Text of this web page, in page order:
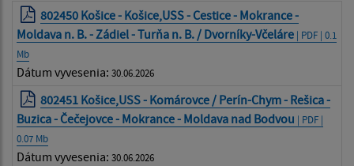
802450 Košice - Košice,USS - Cestice - Mokrance -
Moldava n. B. - Zádiel - Turňa n. B. / Dvorníky-Včeláre | PDF | 0.1
Mb
Dátum vyvesenia: 30.06.2026
802451 Košice,USS - Komárovce / Perín-Chym - Rešica -
Buzica - Čečejovce - Mokrance - Moldava nad Bodvou | PDF |
0.07 Mb
Dátum vyvesenia: 30.06.2026